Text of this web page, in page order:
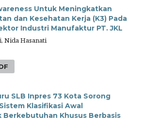
Untuk Meningkatkan
dan Kesehatan Kerja (K3) Pada
Industri Manufaktur PT. JKL
Nida Hasanati
SLB Inpres 73 Kota Sorong
Klasifikasi Awal
Berkebutuhan Khusus Berbasis